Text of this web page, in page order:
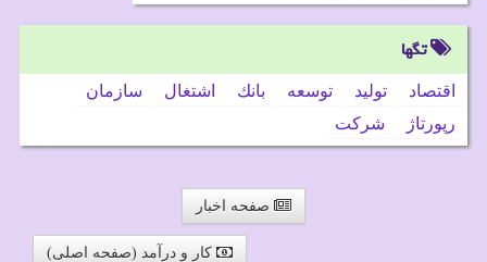
تگها
اقتصاد تولید توسعه بانك اشتغال
سازمان
رپورتاژ
شركت
صفحه اخبار
کار و درآمد (صفحه اصلی)